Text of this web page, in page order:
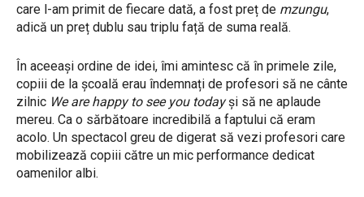
care l-am primit de fiecare dată, a fost preț de mzungu,
adică un preț dublu sau triplu față de suma reală.
În aceeași ordine de idei, îmi amintesc că în primele zile,
copiii de la școală erau îndemnați de profesori să ne cânte
zilnic We are happy to see you todayși să ne aplaude
mereu. Ca o sărbătoare incredibilă a faptului că eram
acolo. Un spectacol greu de digerat să vezi profesori care
mobilizează copiii către un mic performance dedicat
oamenilor albi.